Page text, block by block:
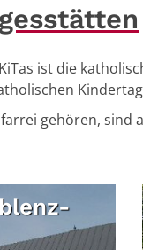
ist die
gehören,